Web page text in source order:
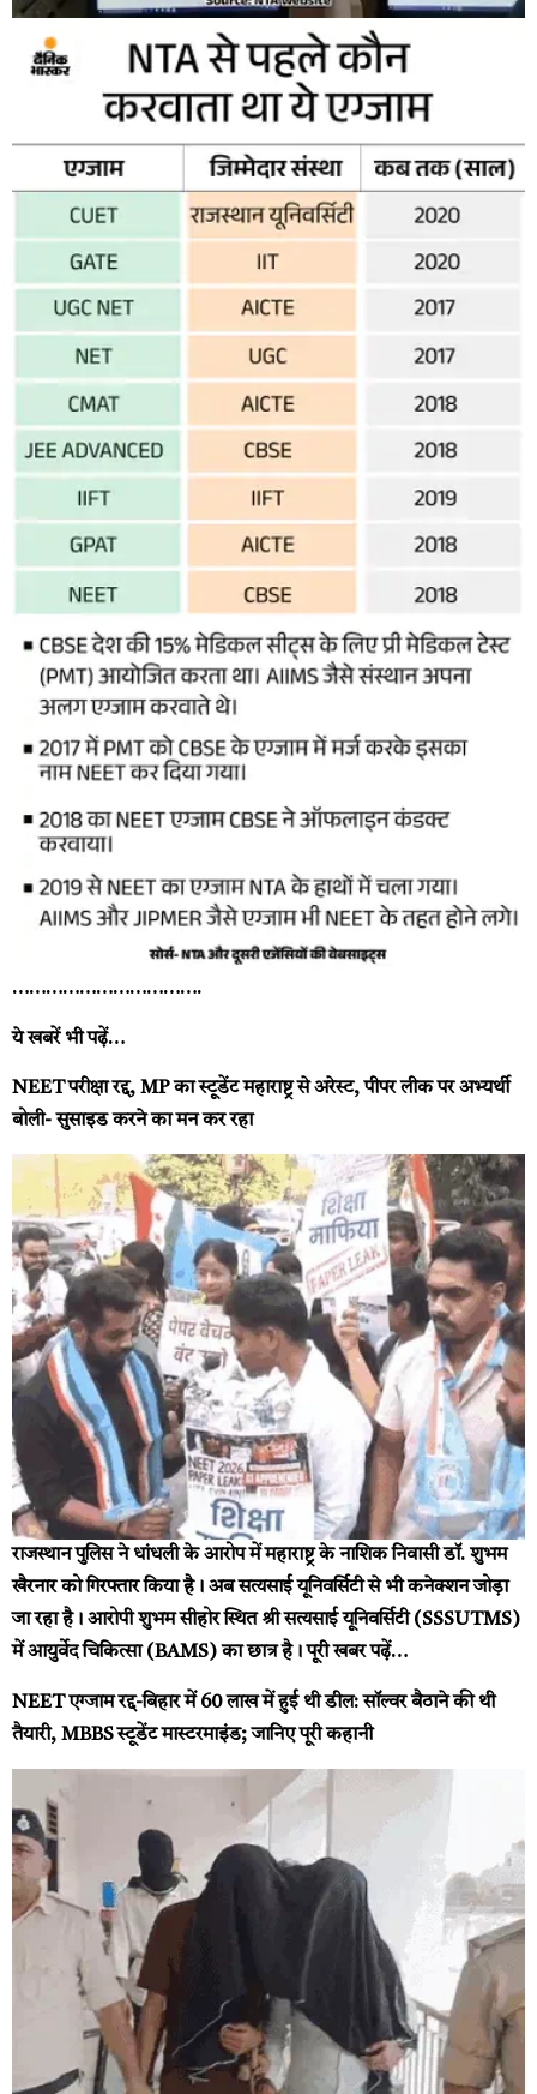
…………………………….
ये खबरें भी पढ़ें…
NEET परीक्षा रद्द, MP का स्टूडेंट महाराष्ट्र से अरेस्ट, पीपर लीक पर अभ्यर्थी
बोली- सुसाइड करने का मन कर रहा
राजस्थान पुलिस ने धांधली के आरोप में महाराष्ट्र के नाशिक निवासी डॉ. शुभम
खैरनार को गिरफ्तार किया है। अब सत्यसाई यूनिवर्सिटी से भी कनेक्शन जोड़ा
जा रहा है। आरोपी शुभम सीहोर स्थित श्री सत्यसाई यूनिवर्सिटी (SSSUTMS)
में आयुर्वेद चिकित्सा (BAMS) का छात्र है।पूरी खबर पढ़ें…
NEET एग्जाम रद्द-बिहार में 60 लाख में हुई थी डील: सॉल्वर बैठाने की थी
तैयारी, MBBS स्टूडेंट मास्टरमाइंड; जानिए पूरी कहानी